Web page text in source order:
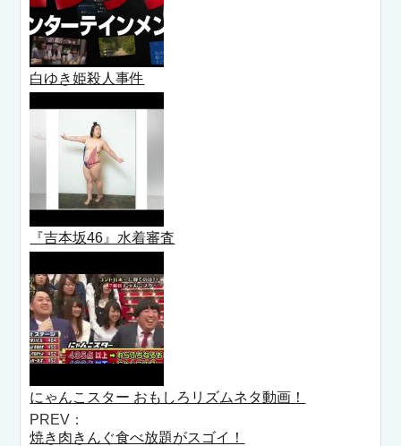
白ゆき姫殺人事件
『吉本坂46』水着審査
にゃんこスター おもしろリズムネタ動画！
PREV：
焼き肉きんぐ食べ放題がスゴイ！